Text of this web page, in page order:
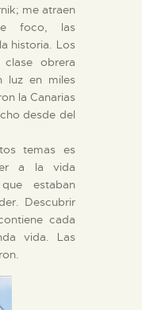
me atraen
foco, las
historia. Los
obrera
luz en miles
la Canarias
desde del
temas es
a la vida
estaban
Descubrir
cada
vida. Las